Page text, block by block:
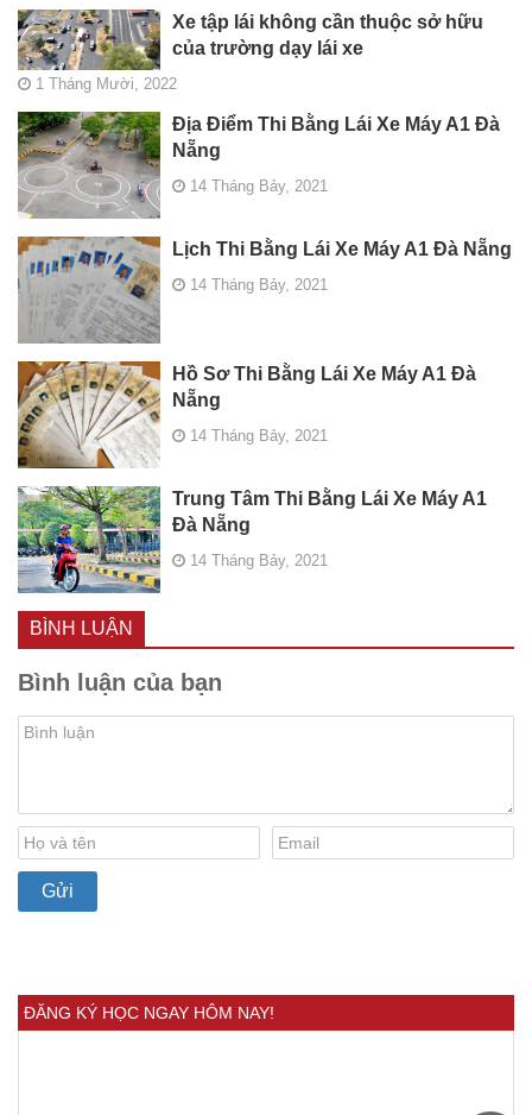
Xe tập lái không cần thuộc sở hữu
của trường dạy lái xe
1 Tháng Mười, 2022
Địa Điểm Thi Bằng Lái Xe Máy A1 Đà
Nẵng
14 Tháng Bảy, 2021
Lịch Thi Bằng Lái Xe Máy A1 Đà Nẵng
14 Tháng Bảy, 2021
Hồ Sơ Thi Bằng Lái Xe Máy A1 Đà
Nẵng
14 Tháng Bảy, 2021
Trung Tâm Thi Bằng Lái Xe Máy A1
Đà Nẵng
14 Tháng Bảy, 2021
BÌNH LUẬN
Bình luận của bạn
ĐĂNG KÝ HỌC NGAY HÔM NAY!